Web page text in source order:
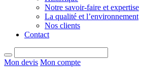
Notre savoir-faire et expertise
La qualité et l’environnement
Nos clients
Contact
Mon devis Mon compte